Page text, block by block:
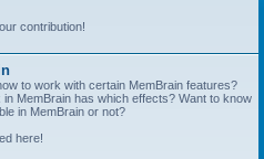
contribution!
to work with certain MemBrain features?
MemBrain has which effects? Want to know
in MemBrain or not?
here!